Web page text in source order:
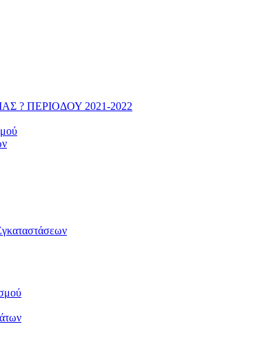
? ΠΕΡΙΟΔΟΥ 2021-2022